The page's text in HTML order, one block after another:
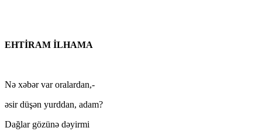
EHTİRAM İLHAMA
Nə xəbər var oralardan,-
əsir düşən yurddan, adam?
Dağlar gözünə dəyirmi